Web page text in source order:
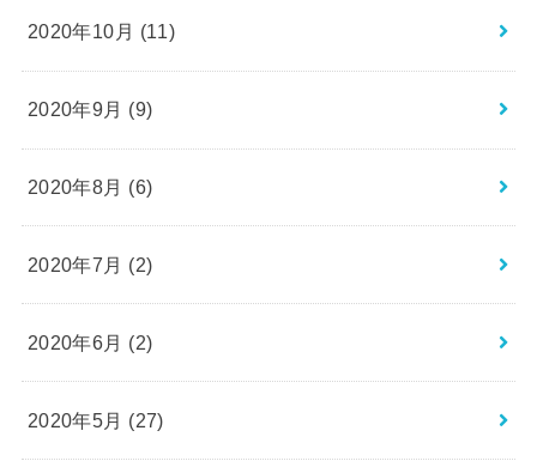
2020年10月 (11)
2020年9月 (9)
2020年8月 (6)
2020年7月 (2)
2020年6月 (2)
2020年5月 (27)